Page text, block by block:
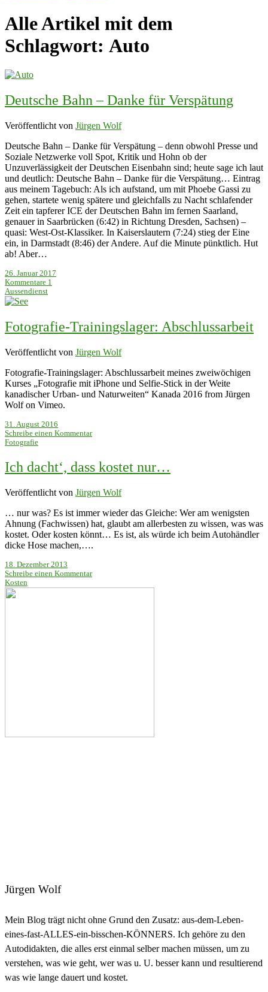
Alle Artikel mit dem
Schlagwort: Auto
Deutsche Bahn – Danke für Verspätung
Veröffentlicht von Jürgen Wolf
Deutsche Bahn – Danke für Verspätung – denn obwohl Presse und
Soziale Netzwerke voll Spot, Kritik und Hohn ob der
Unzuverlässigkeit der Deutschen Eisenbahn sind; heute sage ich laut
und deutlich: Deutsche Bahn – Danke für die Verspätung… Eintrag
aus meinem Tagebuch: Als ich aufstand, um mit Phoebe Gassi zu
gehen, startete wenig spätere und gleichfalls zu Nacht schlafender
Zeit ein tapferer ICE der Deutschen Bahn im fernen Saarland,
genauer in Saarbrücken (6:42) in Richtung Dresden, Sachsen) –
quasi: West-Ost-Klassiker. In Kaiserslautern (7:24) stieg der Eine
ein, in Darmstadt (8:46) der Andere. Auf die Minute pünktlich. Hut
ab! Aber…
26. Januar 2017
Kommentare 1
Aussendienst
Fotografie-Trainingslager: Abschlussarbeit
Veröffentlicht von Jürgen Wolf
Fotografie-Trainingslager: Abschlussarbeit meines zweiwöchigen
Kurses „Fotografie mit iPhone und Selfie-Stick in der Weite
kanadischer Urban- und Naturweiten“ Kanada 2016 from Jürgen
Wolf on Vimeo.
31. August 2016
Schreibe einen Kommentar
Fotografie
Ich dacht‘, dass kostet nur…
Veröffentlicht von Jürgen Wolf
… nur was? Es ist immer wieder das Gleiche: Wer am wenigsten
Ahnung (Fachwissen) hat, glaubt am allerbesten zu wissen, was was
kostet. Oder kosten könnt… Es ist, als würde ich beim Autohändler
dicke Hose machen,….
18. Dezember 2013
Schreibe einen Kommentar
Kosten
Jürgen Wolf
Mein Blog trägt nicht ohne Grund den Zusatz: aus-dem-Leben-
eines-fast-ALLES-ein-bisschen-KÖNNERS. Ich gehöre zu den
Autodidakten, die alles erst einmal selber machen müssen, um zu
verstehen, was wie geht, wer was u. U. besser kann und resultierend
was wie lange dauert und kostet.